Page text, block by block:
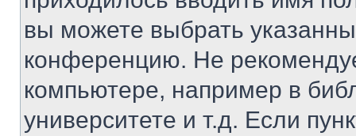
вы можете выбрать
конференцию. Не
компьютере, например в
университете и т.д. Если